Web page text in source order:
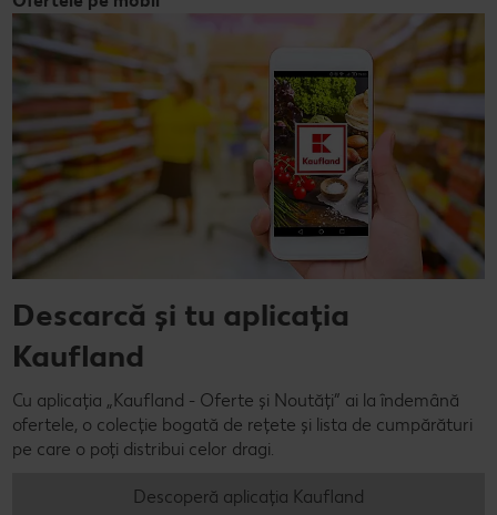
Descarcă și tu aplicația
Kaufland
Cu aplicația „Kaufland - Oferte și Noutăți” ai la îndemână
ofertele, o colecție bogată de rețete și lista de cumpărături
pe care o poți distribui celor dragi.
Descoperă aplicația Kaufland